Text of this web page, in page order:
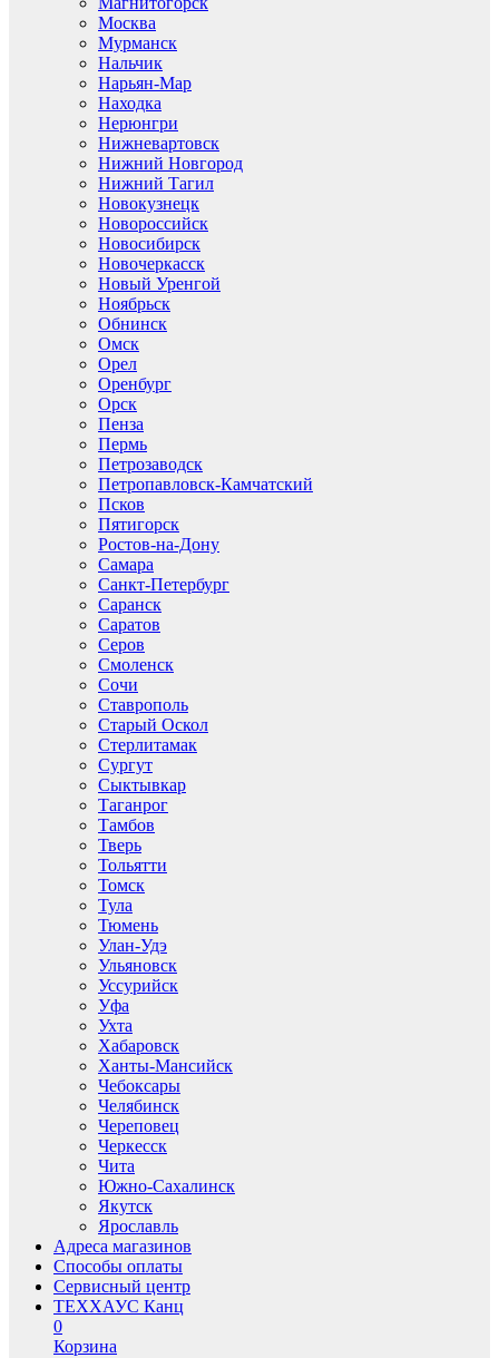
Москва
Мурманск
Нальчик
Нарьян-Мар
Находка
Нерюнгри
Нижневартовск
Нижний Новгород
Нижний Тагил
Новокузнецк
Новороссийск
Новосибирск
Новочеркасск
Новый Уренгой
Ноябрьск
Обнинск
Омск
Орел
Оренбург
Орск
Пенза
Пермь
Петрозаводск
Петропавловск-Камчатский
Псков
Пятигорск
Ростов-на-Дону
Самара
Санкт-Петербург
Саранск
Саратов
Серов
Смоленск
Сочи
Ставрополь
Старый Оскол
Стерлитамак
Сургут
Сыктывкар
Таганрог
Тамбов
Тверь
Тольятти
Томск
Тула
Тюмень
Улан-Удэ
Ульяновск
Уссурийск
Уфа
Ухта
Хабаровск
Ханты-Мансийск
Чебоксары
Челябинск
Череповец
Черкесск
Чита
Южно-Сахалинск
Якутск
Ярославль
Адреса магазинов
Способы оплаты
Сервисный центр
ТЕХХАУС Канц
0
Корзина